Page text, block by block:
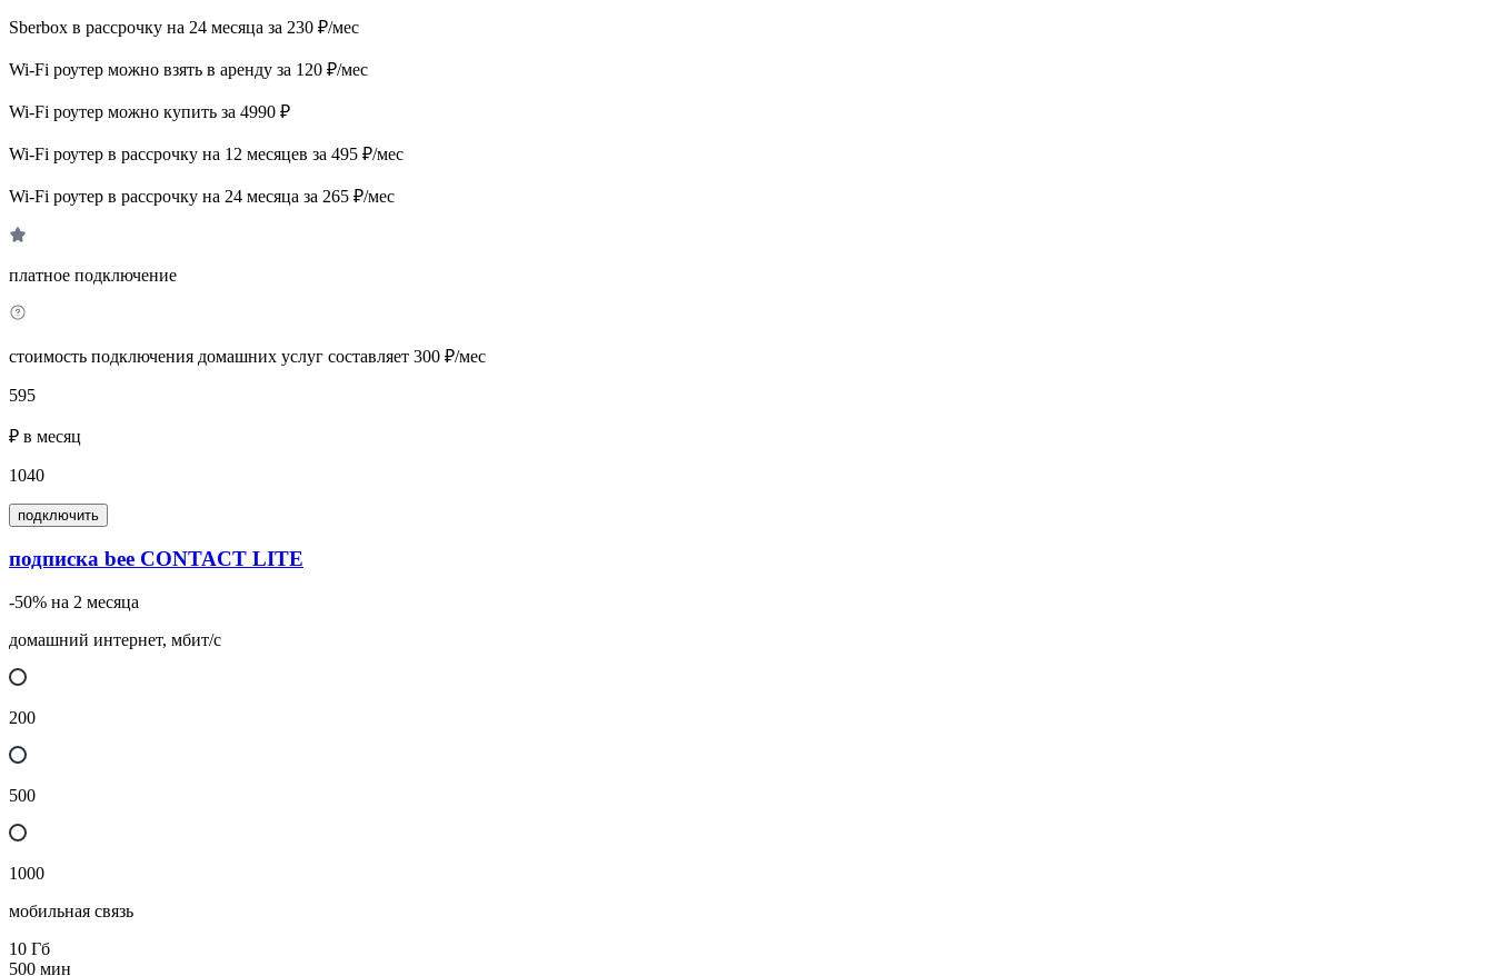
Sberbox в рассрочку на 24 месяца за 230 ₽/мес
Wi-Fi роутер можно взять в аренду за 120 ₽/мес
Wi-Fi роутер можно купить за 4990 ₽
Wi-Fi роутер в рассрочку на 12 месяцев за 495 ₽/мес
Wi-Fi роутер в рассрочку на 24 месяца за 265 ₽/мес
платное подключение
стоимость подключения домашних услуг составляет 300 ₽/мес
595
₽ в месяц
1040
подключить
подписка bee CONTACT LITE
-50% на 2 месяца
домашний интернет, мбит/с
200
500
1000
мобильная связь
10 Гб
500 мин